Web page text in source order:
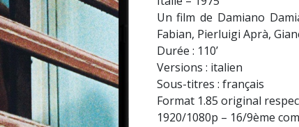
Un film de Damiano
Fabian, Pierluigi Aprà,
Durée : 110’
Versions : italien
Sous-titres : français
Format 1.85 original
1920/1080p – 16/9ème